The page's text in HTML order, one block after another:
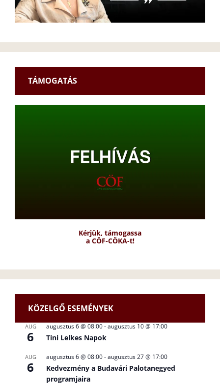
TÁMOGATÁS
Kérjük, támogassa
a CÖF-CÖKA-t!
KÖZELGŐ ESEMÉNYEK
AUG
6
augusztus 6 @ 08:00-augusztus 10 @ 17:00
Tini Lelkes Napok
AUG
6
augusztus 6 @ 08:00-augusztus 27 @ 17:00
Kedvezmény a Budavári Palotanegyed
programjaira